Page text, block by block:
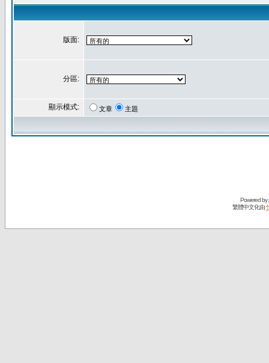
版面:
分區:
顯示模式: 文章 主題
Powered by
繁體中文化由